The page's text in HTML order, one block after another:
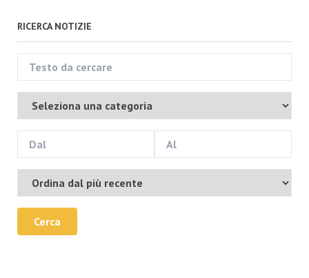
RICERCA NOTIZIE
Cerca